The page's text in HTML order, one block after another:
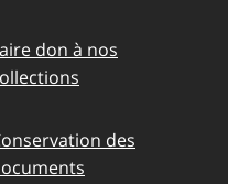
don à nos
des